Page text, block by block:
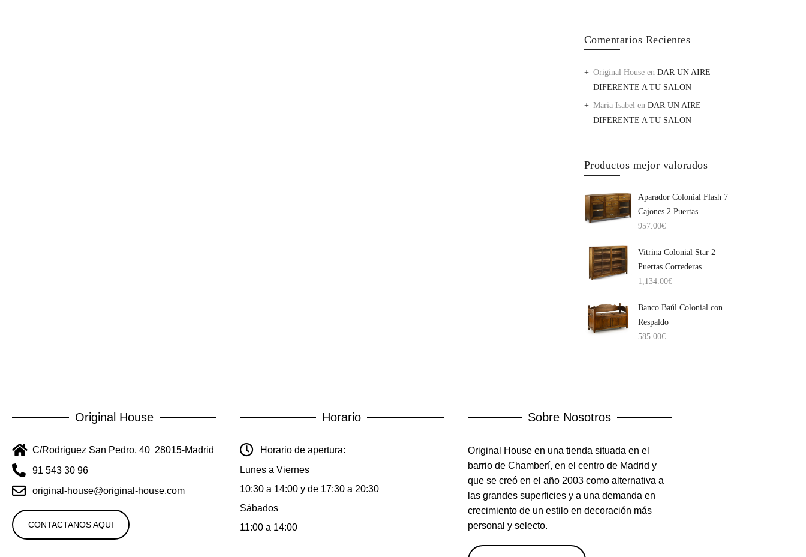
Comentarios Recientes
Original Houseen DAR UN AIRE
DIFERENTE A TU SALON
Maria Isabelen DAR UN AIRE
DIFERENTE A TU SALON
Productos mejor valorados
Aparador Colonial Flash 7
Cajones 2 Puertas
957.00€
Vitrina Colonial Star 2
Puertas Correderas
1,134.00€
Banco Baúl Colonial con
Respaldo
585.00€
Original House
C/Rodriguez San Pedro, 40 28015-Madrid
91 543 30 96
original-house@original-house.com
CONTACTANOS AQUI
Horario
Horario de apertura:
Lunes a Viernes
10:30 a 14:00 y de 17:30 a 20:30
Sábados
11:00 a 14:00
Sobre Nosotros
Original House en una tienda situada en el
barrio de Chamberí, en el centro de Madrid y
que se creó en el año 2003 como alternativa a
las grandes superficies y a una demanda en
crecimiento de un estilo en decoración más
personal y selecto.